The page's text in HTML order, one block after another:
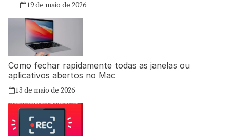
19 de maio de 2026
Como fechar rapidamente todas as janelas ou
aplicativos abertos no Mac
13 de maio de 2026